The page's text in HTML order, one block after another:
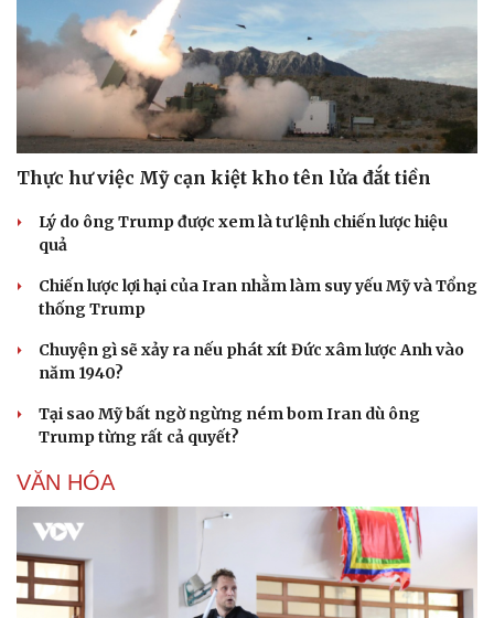
Du lịch
Săn Tour
check-in
Podcast
Câu chuyện thời sự
Đọc truyện đêm khuya
Cửa sổ tình yêu
Kể chuyện cho bé
Hạt giống tâm hồn
Thực hư việc Mỹ cạn kiệt kho tên lửa đắt tiền
Lý do ông Trump được xem là tư lệnh chiến lược hiệu
quả
Chiến lược lợi hại của Iran nhằm làm suy yếu Mỹ và Tổng
thống Trump
Chuyện gì sẽ xảy ra nếu phát xít Đức xâm lược Anh vào
năm 1940?
Tại sao Mỹ bất ngờ ngừng ném bom Iran dù ông
Trump từng rất cả quyết?
VĂN HÓA